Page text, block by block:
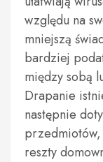
względu na
mniejszą
bardziej
między sobą
Drapanie
następnie
przedmiotów,
reszty